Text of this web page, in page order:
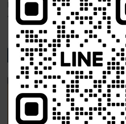
Meta祖克柏談美中AI競爭 反對封
度監管恐削弱競爭力
熱門新聞
影音新聞
中 華 超
Https://